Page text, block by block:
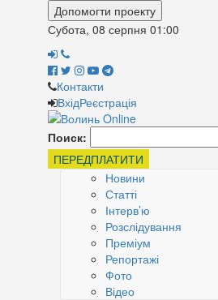
Допомогти проекту
Субота, 08 серпня 01:00
Контакти
ВхідРеєстрація
Поиск:
ПЕРЕДПЛАТИТИ
Новини
Статті
Інтерв’ю
Розслідування
Преміум
Репортажі
Фото
Відео